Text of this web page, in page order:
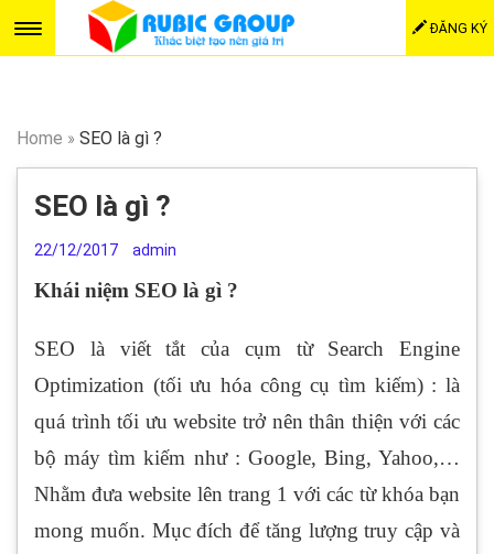
ĐĂNG KÝ
Home » SEO là gì ?
SEO là gì ?
22/12/2017 admin
Khái niệm SEO là gì ?
SEO là viết tắt của cụm từ Search Engine
Optimization (tối ưu hóa công cụ tìm kiếm) : là
quá trình tối ưu website trở nên thân thiện với các
bộ máy tìm kiếm như : Google, Bing, Yahoo,…
Nhằm đưa website lên trang 1 với các từ khóa bạn
mong muốn. Mục đích để tăng lượng truy cập và